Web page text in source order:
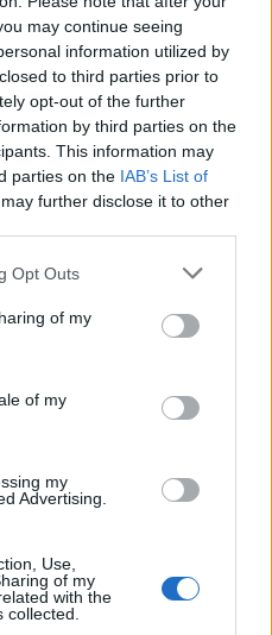
may continue seeing
information utilized by
to third parties prior to
opt-out of the further
by third parties on the
This information may
parties on the IAB’s List of
further disclose it to other
uses one or more Google
behaviour. You may click to
and its third-party tags to
purposes in below Google
Opt Outs
of my
of my
my
Advertising.
Use,
of my
with the
?
również hasła